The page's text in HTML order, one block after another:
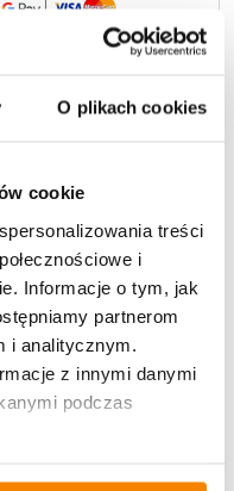
O plikach cookies
cookie
treści
i
Informacje o tym, jak
partnerom
i analitycznym.
z innymi danymi
podczas